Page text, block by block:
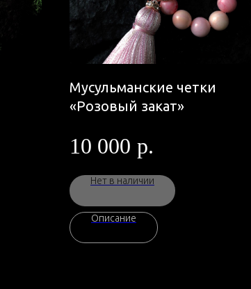
Мусульманские четки
«Розовый закат»
10 000 р.
Нет в наличии
Описание